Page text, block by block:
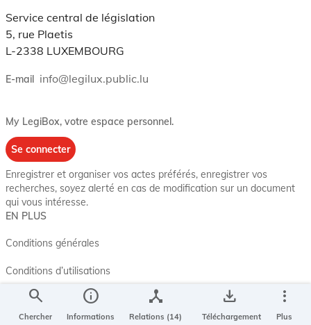
search
Chercher
info
Informations
device_hub
Relations (14)
save_alt
Téléchargement
more_vert
Plus
Service central de législation
5, rue Plaetis
L-2338 LUXEMBOURG
E-mail info@legilux.public.lu
My LegiBox, votre espace personnel.
Se connecter
Enregistrer et organiser vos actes préférés, enregistrer vos
recherches, soyez alerté en cas de modification sur un document
qui vous intéresse.
EN PLUS
Conditions générales
Conditions d’utilisations
Accessibilité